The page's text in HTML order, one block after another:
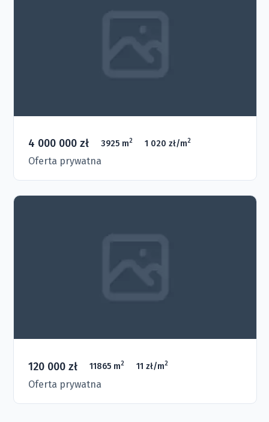
4 000 000 zł 3925 m2 1 020 zł/m2
Oferta prywatna
120 000 zł 11865 m2 11 zł/m2
Oferta prywatna